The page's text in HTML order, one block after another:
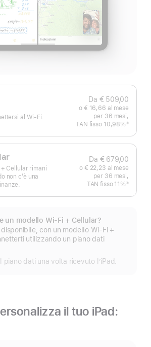
al Wi-Fi.
Da € 509,00
o € 16,66 al mese
per 36 mesi,
TAN fisso 10,98% ②
Cellular rimani
non c’è una
Da € 679,00
o € 22,23 al mese
per 36 mesi,
TAN fisso 11% ②
un modello Wi‑Fi + Cellular?
con un modello Wi-Fi +
utilizzando un piano dati
piano dati una volta ricevuto l’iPad.
il tuo iPad: